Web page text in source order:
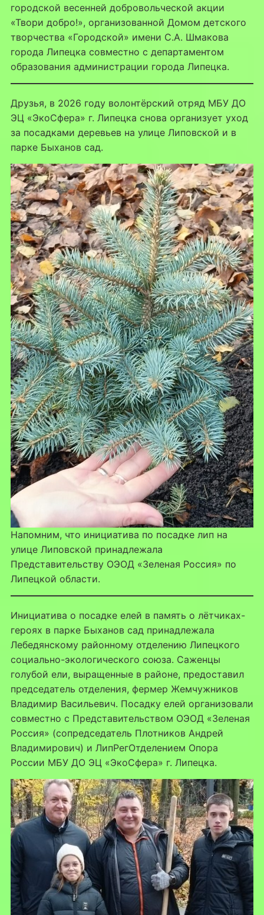
городской весенней добровольческой акции
«Твори добро!», организованной Домом детского
творчества «Городской» имени С.А. Шмакова
города Липецка совместно с департаментом
образования администрации города Липецка.
Друзья, в 2026 году волонтёрский отряд МБУ ДО
ЭЦ «ЭкоСфера» г. Липецка снова организует уход
за посадками деревьев на улице Липовской и в
парке Быханов сад.
Напомним, что инициатива по посадке лип на
улице Липовской принадлежала
Представительству ОЭОД «Зеленая Россия» по
Липецкой области.
Инициатива о посадке елей в память о лётчиках-
героях в парке Быханов сад принадлежала
Лебедянскому районному отделению Липецкого
социально-экологического союза. Саженцы
голубой ели, выращенные в районе, предоставил
председатель отделения, фермер Жемчужников
Владимир Васильевич. Посадку елей организовали
совместно с Представительством ОЭОД «Зеленая
Россия» (сопредседатель Плотников Андрей
Владимирович) и ЛипРегОтделением Опора
России МБУ ДО ЭЦ «ЭкоСфера» г. Липецка.